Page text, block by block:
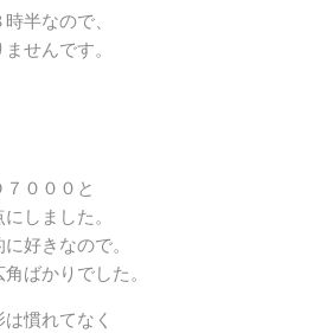
半なので、
せんです。
０００と
しました。
好きなので。
ばかりでした。
慣れてなく